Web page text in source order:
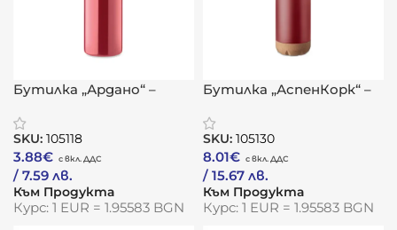
Бутилка „Ардано“ –
с градски характер
SKU: 105118
3.88€
/ 7.59 лв.
Към Продукта
Курс: 1 EUR = 1.95583 BGN
Бутилка „АспенКорк“ –
естествен акцент
SKU: 105130
8.01€
/ 15.67 лв.
Към Продукта
Курс: 1 EUR = 1.95583 BGN